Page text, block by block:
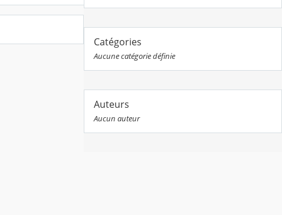
Catégories
Aucune catégorie définie
Auteurs
Aucun auteur